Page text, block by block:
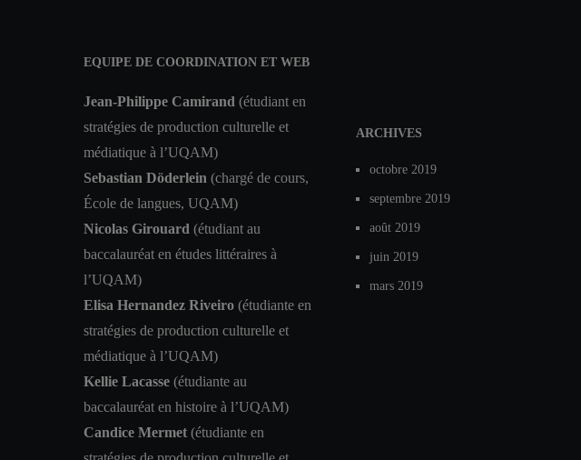
EQUIPE DE COORDINATION ET WEB
Jean-Philippe Camirand (étudiant en
stratégies de production culturelle et
médiatique à l’UQAM)
Sebastian Döderlein (chargé de cours,
École de langues, UQAM)
Nicolas Girouard (étudiant au
baccalauréat en études littéraires à
l’UQAM)
Elisa Hernandez Riveiro (étudiante en
stratégies de production culturelle et
médiatique à l’UQAM)
Kellie Lacasse (étudiante au
baccalauréat en histoire à l’UQAM)
Candice Mermet (étudiante en
ARCHIVES
octobre 2019
septembre 2019
août 2019
juin 2019
mars 2019